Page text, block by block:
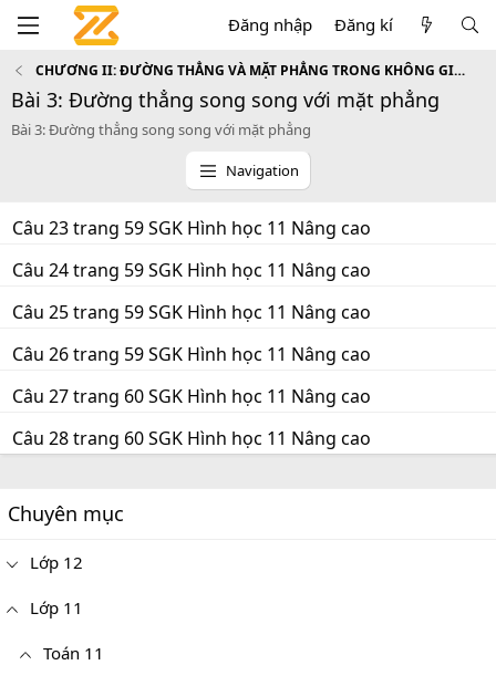
Đăng nhập Đăng kí
CHƯƠNG II: ĐƯỜNG THẲNG VÀ MẶT PHẲNG TRONG KHÔNG GIAN. QUAN HỆ SONG SONG
Bài 3: Đường thẳng song song với mặt phẳng
Bài 3: Đường thẳng song song với mặt phẳng
Navigation
Câu 23 trang 59 SGK Hình học 11 Nâng cao
Câu 24 trang 59 SGK Hình học 11 Nâng cao
Câu 25 trang 59 SGK Hình học 11 Nâng cao
Câu 26 trang 59 SGK Hình học 11 Nâng cao
Câu 27 trang 60 SGK Hình học 11 Nâng cao
Câu 28 trang 60 SGK Hình học 11 Nâng cao
Chuyên mục
Lớp 12
Lớp 11
Toán 11